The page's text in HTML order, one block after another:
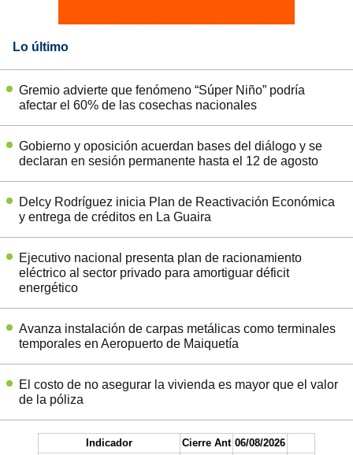
Lo último
Gremio advierte que fenómeno “Súper Niño” podría
afectar el 60% de las cosechas nacionales
Gobierno y oposición acuerdan bases del diálogo y se
declaran en sesión permanente hasta el 12 de agosto
Delcy Rodríguez inicia Plan de Reactivación Económica
y entrega de créditos en La Guaira
Ejecutivo nacional presenta plan de racionamiento
eléctrico al sector privado para amortiguar déficit
energético
Avanza instalación de carpas metálicas como terminales
temporales en Aeropuerto de Maiquetía
El costo de no asegurar la vivienda es mayor que el valor
de la póliza
Indicador Cierre Ant 06/08/2026